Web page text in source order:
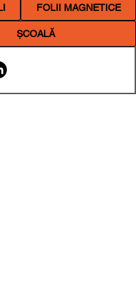
FOLII MAGNETICE
ȘCOALĂ